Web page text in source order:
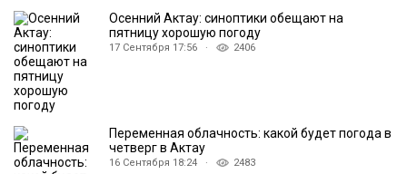
Осенний Актау: синоптики обещают на
пятницу хорошую погоду
17 Сентября 17:56 · 2406
Переменная облачность: какой будет погода в
четверг в Актау
16 Сентября 18:24 · 2483